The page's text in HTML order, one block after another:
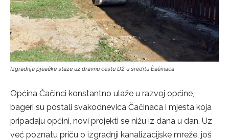
Izgradnja pjeaèke staze uz dravnu cestu D2 u sreditu Èaèinaca
Općina Čačinci konstantno ulaže u razvoj općine,
bageri su postali svakodnevica Čačinaca i mjesta koja
pripadaju općini, novi projekti se nižu iz dana u dan. Uz
već poznatu priču o izgradnji kanalizacijske mreže, još